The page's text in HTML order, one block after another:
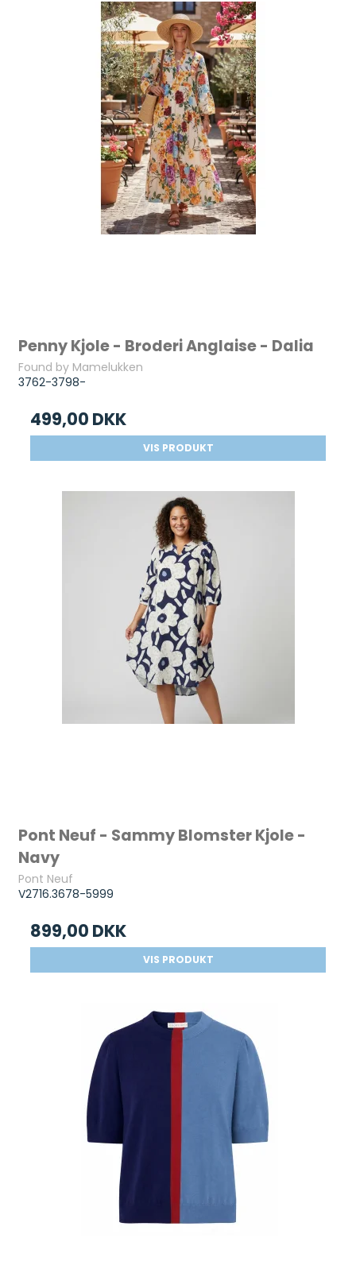
Penny Kjole - Broderi Anglaise - Dalia
Found by Mamelukken
3762-3798-
499,00 DKK
VIS PRODUKT
Pont Neuf - Sammy Blomster Kjole -
Navy
Pont Neuf
V2716.3678-5999
899,00 DKK
VIS PRODUKT